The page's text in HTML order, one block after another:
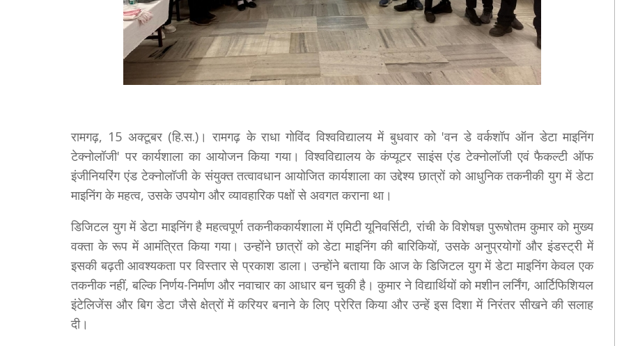
रामगढ़, 15 अक्टूबर (हि.स.)। रामगढ़ के राधा गोविंद विश्वविद्यालय में बुधवार को 'वन डे वर्कशॉप ऑन डेटा माइनिंग
टेक्नोलॉजी' पर कार्यशाला का आयोजन किया गया। विश्वविद्यालय के कंप्यूटर साइंस एंड टेक्नोलॉजी एवं फैकल्टी ऑफ
इंजीनियरिंग एंड टेक्नोलॉजी के संयुक्त तत्वावधान आयोजित कार्यशाला का उद्देश्य छात्रों को आधुनिक तकनीकी युग में डेटा
माइनिंग के महत्व, उसके उपयोग और व्यावहारिक पक्षों से अवगत कराना था।
डिजिटल युग में डेटा माइनिंग है महत्वपूर्ण तकनीककार्यशाला में एमिटी यूनिवर्सिटी, रांची के विशेषज्ञ पुरूषोतम कुमार को मुख्य
वक्ता के रूप में आमंत्रित किया गया। उन्होंने छात्रों को डेटा माइनिंग की बारिकियों, उसके अनुप्रयोगों और इंडस्ट्री में
इसकी बढ़ती आवश्यकता पर विस्तार से प्रकाश डाला। उन्होंने बताया कि आज के डिजिटल युग में डेटा माइनिंग केवल एक
तकनीक नहीं, बल्कि निर्णय-निर्माण और नवाचार का आधार बन चुकी है। कुमार ने विद्यार्थियों को मशीन लर्निंग, आर्टिफिशियल
इंटेलिजेंस और बिग डेटा जैसे क्षेत्रों में करियर बनाने के लिए प्रेरित किया और उन्हें इस दिशा में निरंतर सीखने की सलाह
दी।